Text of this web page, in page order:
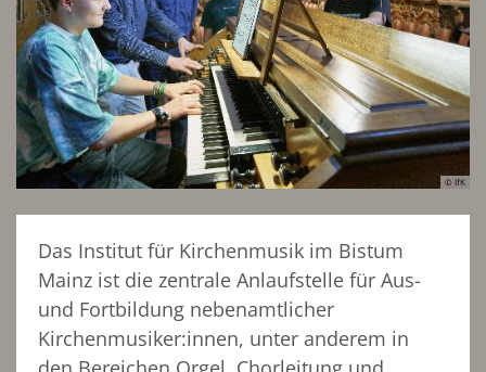
© IfK
Das Institut für Kirchenmusik im Bistum
Mainz ist die zentrale Anlaufstelle für Aus-
und Fortbildung nebenamtlicher
Kirchenmusiker:innen, unter anderem in